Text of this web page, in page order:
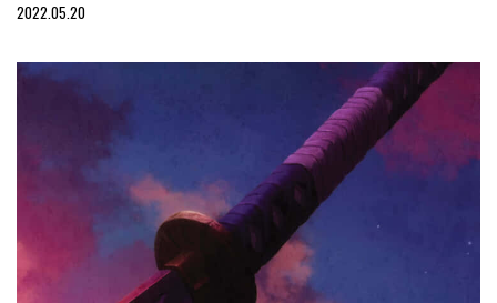
2022.05.20